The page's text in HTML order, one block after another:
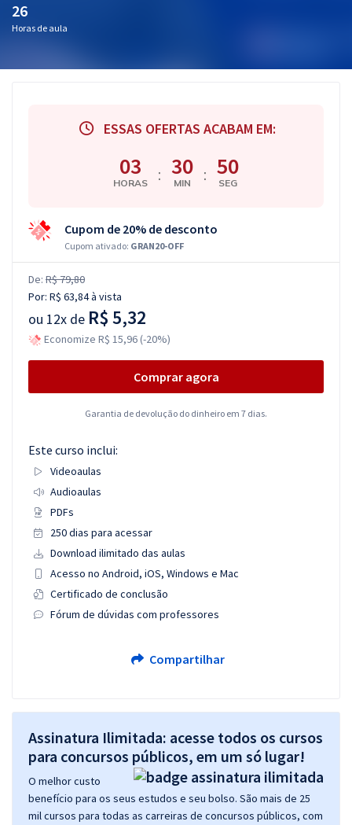
26
Horas de aula
ESSAS OFERTAS ACABAM EM:
03
HORAS : 30
MIN : 49
SEG
Cupom de 20% de desconto
Cupom ativado: GRAN20-OFF
De: R$ 79,80
Por: R$ 63,84à vista
ou 12x de R$ 5,32
Economize R$ 15,96 (-20%)
Comprar agora
Garantia de devolução do dinheiro em 7 dias.
Este curso inclui:
Videoaulas
Audioaulas
PDFs
250 dias para acessar
Download ilimitado das aulas
Acesso no Android, iOS, Windows e Mac
Certificado de conclusão
Fórum de dúvidas com professores
Compartilhar
Assinatura Ilimitada: acesse todos os cursos
para concursos públicos, em um só lugar!
O melhor custo
benefício para os seus estudos e seu bolso. São mais de 25
mil cursos para todas as carreiras de concursos públicos, com